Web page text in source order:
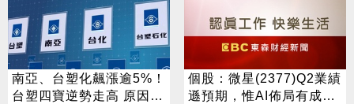
南亞、台塑化飆漲逾5%！
台塑四寶逆勢走高 原因找
個股：微星(2377)Q2業績
遜預期，惟AI佈局有成股